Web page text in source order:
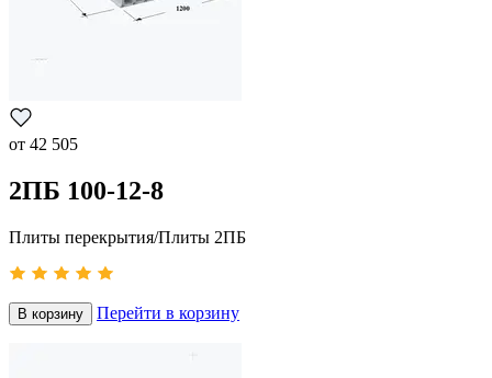
от 42 505
2ПБ 100-12-8
Плиты перекрытия/Плиты 2ПБ
В корзину Перейти в корзину